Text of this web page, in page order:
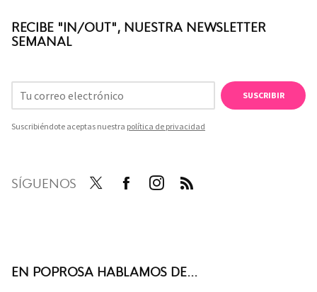
RECIBE "IN/OUT", NUESTRA NEWSLETTER
SEMANAL
SUSCRIBIR
Suscribiéndote aceptas nuestra política de privacidad
SÍGUENOS
EN POPROSA HABLAMOS DE...